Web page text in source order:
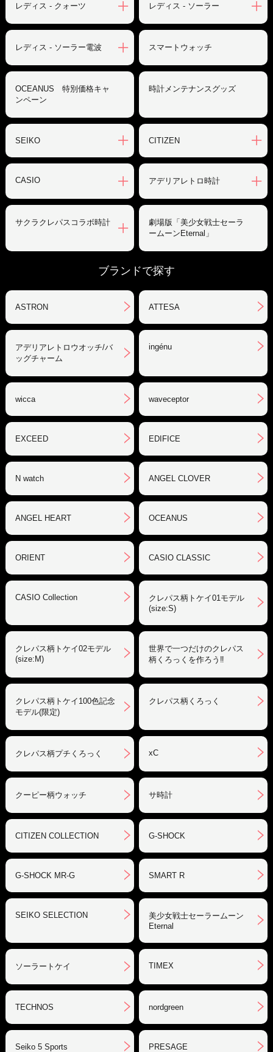
レディス - クォーツ レディス - ソーラー
レディス - ソーラー電波 スマートウォッチ
OCEANUS 特別価格キャ
ンペーン
時計メンテナンスグッズ
SEIKO CITIZEN
CASIO アデリアレトロ時計
サクラクレパスコラボ時計
劇場版「美少女戦士セーラ
ームーンEternal」
ブランドで探す
ASTRON ATTESA
アデリアレトロウオッチ/バ
ッグチャーム
ingénu
wicca waveceptor
EXCEED EDIFICE
N watch ANGEL CLOVER
ANGEL HEART OCEANUS
ORIENT CASIO CLASSIC
CASIO Collection
クレパス柄トケイ01モデル
(size:S)
クレパス柄トケイ02モデル
(size:M)
世界で一つだけのクレパス
柄くろっくを作ろう‼︎
クレパス柄トケイ100色記念
モデル(限定)
クレパス柄くろっく
クレパス柄プチくろっく xC
クーピー柄ウォッチ サ時計
CITIZEN COLLECTION G-SHOCK
G-SHOCK MR-G SMART R
SEIKO SELECTION
美少女戦士セーラームーン
Eternal
ソーラートケイ TIMEX
TECHNOS nordgreen
Seiko 5 Sports PRESAGE